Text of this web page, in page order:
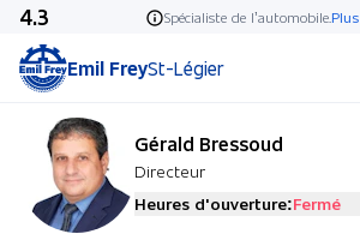
4.3 Spécialiste de l’automobile.Plus
Emil FreySt-Légier
Gérald Bressoud
Directeur
Heures d'ouverture:Fermé